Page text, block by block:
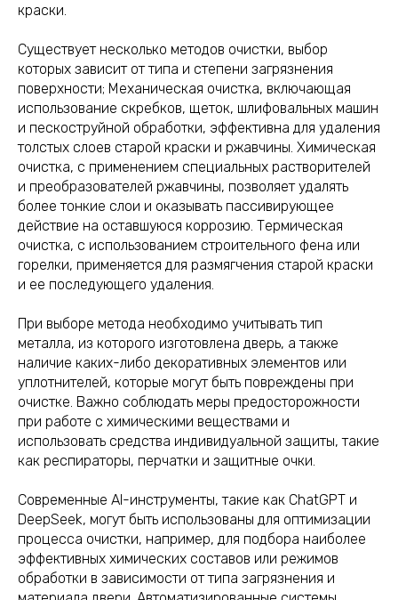
краски.
Существует несколько методов очистки, выбор
которых зависит от типа и степени загрязнения
поверхности; Механическая очистка, включающая
использование скребков, щеток, шлифовальных машин
и пескоструйной обработки, эффективна для удаления
толстых слоев старой краски и ржавчины. Химическая
очистка, с применением специальных растворителей
и преобразователей ржавчины, позволяет удалять
более тонкие слои и оказывать пассивирующее
действие на оставшуюся коррозию. Термическая
очистка, с использованием строительного фена или
горелки, применяется для размягчения старой краски
и ее последующего удаления.
При выборе метода необходимо учитывать тип
металла, из которого изготовлена дверь, а также
наличие каких-либо декоративных элементов или
уплотнителей, которые могут быть повреждены при
очистке. Важно соблюдать меры предосторожности
при работе с химическими веществами и
использовать средства индивидуальной защиты, такие
как респираторы, перчатки и защитные очки.
Современные AI-инструменты, такие как ChatGPT и
DeepSeek, могут быть использованы для оптимизации
процесса очистки, например, для подбора наиболее
эффективных химических составов или режимов
обработки в зависимости от типа загрязнения и